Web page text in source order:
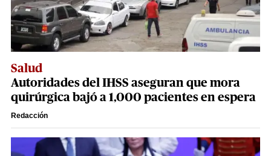
Salud
Autoridades del IHSS aseguran que mora
quirúrgica bajó a 1,000 pacientes en espera
Redacción